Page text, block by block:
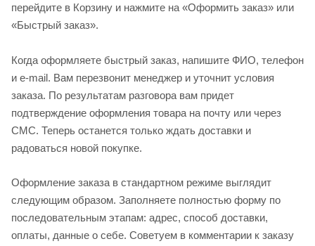
перейдите в Корзину и нажмите на «Оформить заказ» или
«Быстрый заказ».
Когда оформляете быстрый заказ, напишите ФИО, телефон
и e-mail. Вам перезвонит менеджер и уточнит условия
заказа. По результатам разговора вам придет
подтверждение оформления товара на почту или через
СМС. Теперь останется только ждать доставки и
радоваться новой покупке.
Оформление заказа в стандартном режиме выглядит
следующим образом. Заполняете полностью форму по
последовательным этапам: адрес, способ доставки,
оплаты, данные о себе. Советуем в комментарии к заказу